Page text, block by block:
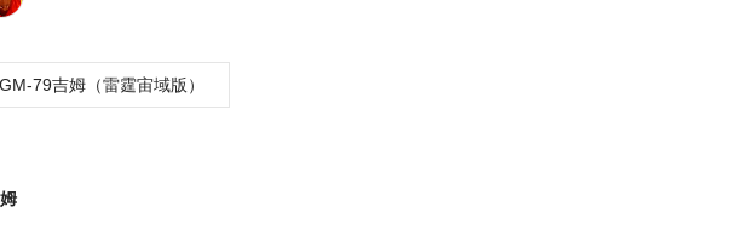
79吉姆（雷霆宙域版）